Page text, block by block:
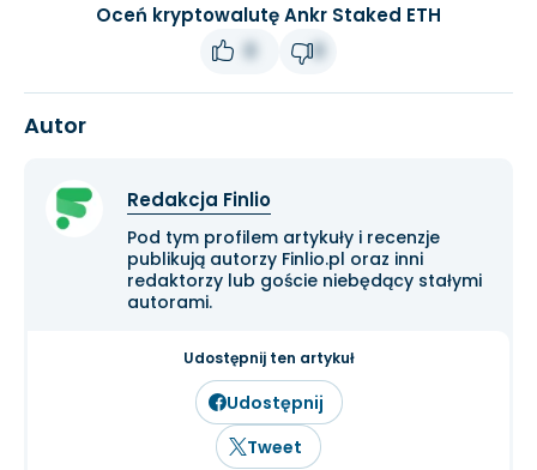
Oceń kryptowalutę Ankr Staked ETH
Autor
Redakcja Finlio
Pod tym profilem artykuły i recenzje
publikują autorzy Finlio.pl oraz inni
redaktorzy lub goście niebędący stałymi
autorami.
Udostępnij ten artykuł
Udostępnij
Tweet